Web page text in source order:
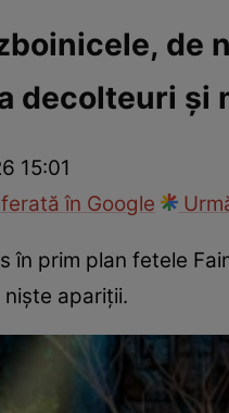
de
decolteuri și
15:01
în Google
în prim plan fetele
apariții.